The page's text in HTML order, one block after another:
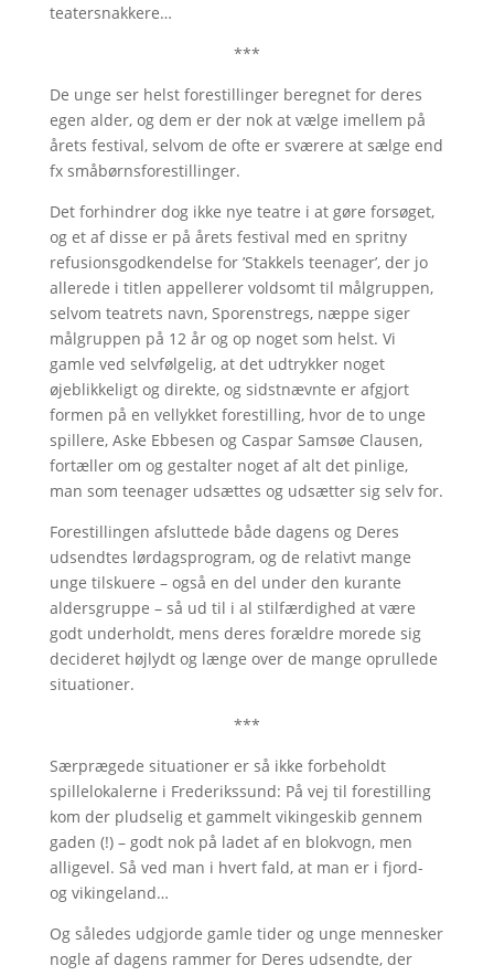
teatersnakkere…
***
De unge ser helst forestillinger beregnet for deres
egen alder, og dem er der nok at vælge imellem på
årets festival, selvom de ofte er sværere at sælge end
fx småbørnsforestillinger.
Det forhindrer dog ikke nye teatre i at gøre forsøget,
og et af disse er på årets festival med en spritny
refusionsgodkendelse for ’Stakkels teenager’, der jo
allerede i titlen appellerer voldsomt til målgruppen,
selvom teatrets navn, Sporenstregs, næppe siger
målgruppen på 12 år og op noget som helst. Vi
gamle ved selvfølgelig, at det udtrykker noget
øjeblikkeligt og direkte, og sidstnævnte er afgjort
formen på en vellykket forestilling, hvor de to unge
spillere, Aske Ebbesen og Caspar Samsøe Clausen,
fortæller om og gestalter noget af alt det pinlige,
man som teenager udsættes og udsætter sig selv for.
Forestillingen afsluttede både dagens og Deres
udsendtes lørdagsprogram, og de relativt mange
unge tilskuere – også en del under den kurante
aldersgruppe – så ud til i al stilfærdighed at være
godt underholdt, mens deres forældre morede sig
decideret højlydt og længe over de mange oprullede
situationer.
***
Særprægede situationer er så ikke forbeholdt
spillelokalerne i Frederikssund: På vej til forestilling
kom der pludselig et gammelt vikingeskib gennem
gaden (!) – godt nok på ladet af en blokvogn, men
alligevel. Så ved man i hvert fald, at man er i fjord-
og vikingeland…
Og således udgjorde gamle tider og unge mennesker
nogle af dagens rammer for Deres udsendte, der